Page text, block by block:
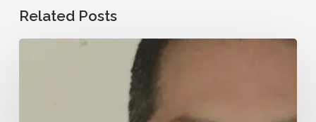
Related Posts